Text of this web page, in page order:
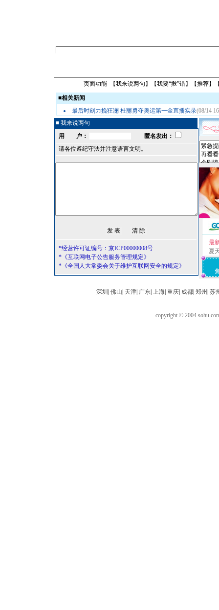
页面功能 【我来说两句 】【我要“揪”错】【推荐】
■相关新闻
最后时刻力挽狂澜 杜丽勇夺奥运第一金直播实录(08/14
■ 我来说两句
用 户：
匿名发出：
请各位遵纪守法并注意语言文明。
*经营许可证编号：京ICP00000008号
*《互联网电子公告服务管理规定》
*《全国人大常委会关于维护互联网安全的规定》
最
夏
深圳 佛山 天津| 广东| 上海| 重庆| 成都| 郑州 苏
copyright © 2004